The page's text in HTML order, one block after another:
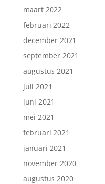
maart 2022
februari 2022
december 2021
september 2021
augustus 2021
juli 2021
juni 2021
mei 2021
februari 2021
januari 2021
november 2020
augustus 2020